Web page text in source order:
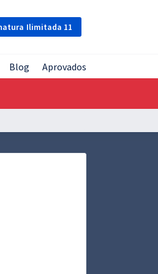
Ilimitada 11
Blog Aprovados